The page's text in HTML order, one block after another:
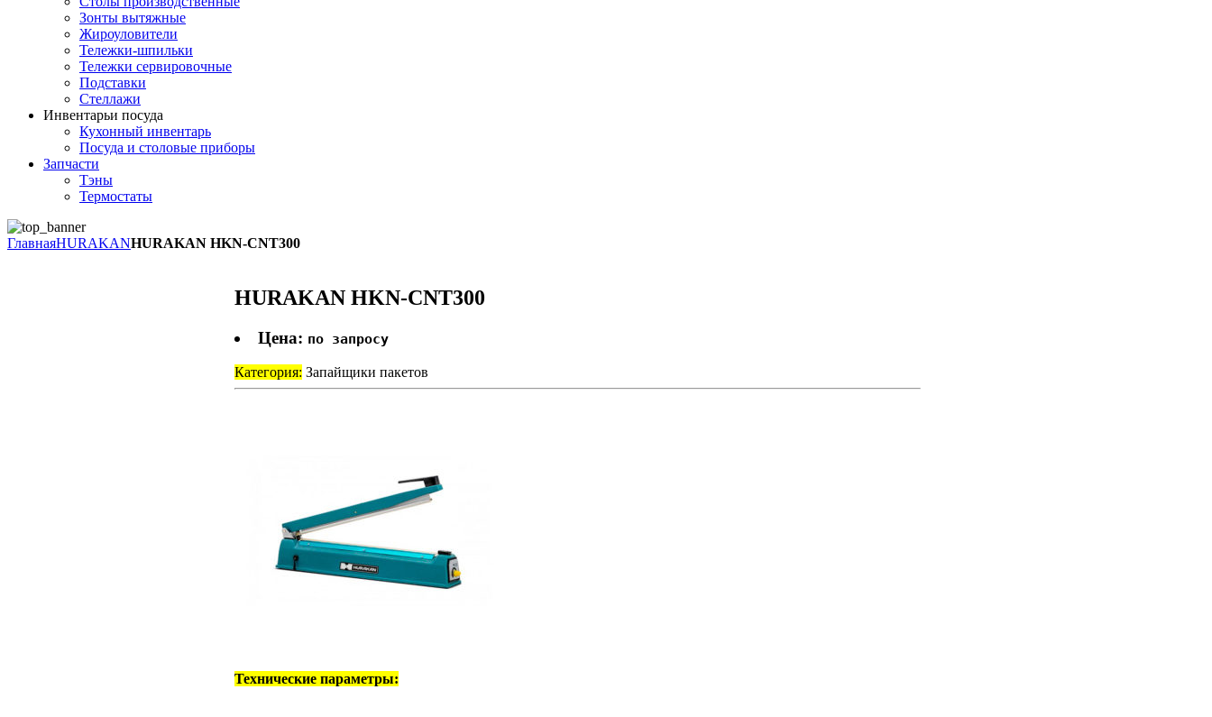
Зонты вытяжные
Жироуловители
Тележки-шпильки
Тележки сервировочные
Подставки
Стеллажи
Инвентарьи посуда
Кухонный инвентарь
Посуда и столовые приборы
Запчасти
Тэны
Термостаты
ГлавнаяHURAKANHURAKAN HKN-CNT300
HURAKAN HKN-CNT300
Цена: по запросу
Категория: Запайщики пакетов
Технические параметры: